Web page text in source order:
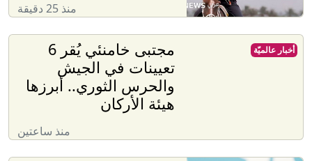
منذ 25 دقيقة
مجتبى خامنئي يُقر 6
تعيينات في الجيش
والحرس الثوري.. أبرزها
هيئة الأركان
منذ ساعتين
أخبار عالميّة